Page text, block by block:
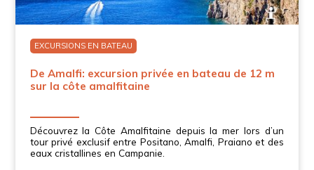
EXCURSIONS EN BATEAU
De Amalfi: excursion privée en bateau de 12 m
sur la côte amalfitaine
Découvrez la Côte Amalfitaine depuis la mer lors d’un
tour privé exclusif entre Positano, Amalfi, Praiano et des
eaux cristallines en Campanie.